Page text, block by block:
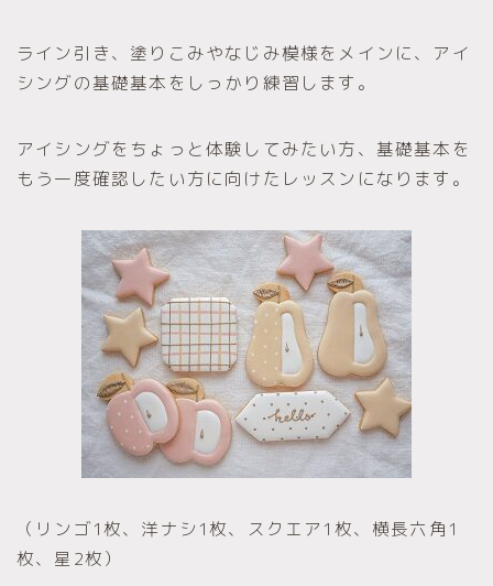
ライン引き、塗りこみやなじみ模様をメインに、アイ
シングの基礎基本をしっかり練習します。
アイシングをちょっと体験してみたい方、基礎基本を
もう一度確認したい方に向けたレッスンになります。
（リンゴ1枚、洋ナシ1枚、スクエア1枚、横長六角1
枚、星2枚）